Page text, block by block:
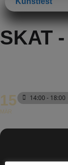
SKAT
15
MÄR
14:00 - 18:00